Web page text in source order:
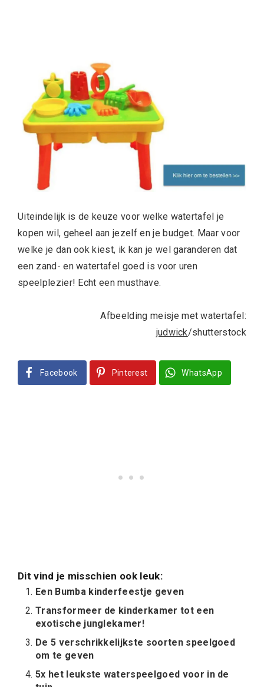
Uiteindelijk is de keuze voor welke watertafel je
kopen wil, geheel aan jezelf en je budget. Maar voor
welke je dan ook kiest, ik kan je wel garanderen dat
een zand- en watertafel goed is voor uren
speelplezier! Echt een musthave.
Afbeelding meisje met watertafel:
judwick/shutterstock
Facebook Pinterest WhatsApp
Dit vind je misschien ook leuk:
Een Bumba kinderfeestje geven
Transformeer de kinderkamer tot een
exotische junglekamer!
De 5 verschrikkelijkste soorten speelgoed
om te geven
5x het leukste waterspeelgoed voor in de